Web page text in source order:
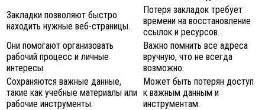
Закладки позволяют быстро
находить нужные веб-страницы.
Потеря закладок требует
времени на восстановление
ссылок и ресурсов.
Они помогают организовать
рабочий процесс и личные
интересы.
Важно помнить все адреса
вручную, что не всегда
возможно.
Сохраняются важные данные,
такие как учебные материалы или
рабочие инструменты.
Может быть потерян доступ
к важным данным и
инструментам.